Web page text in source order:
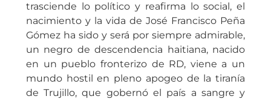
trasciende lo político y reafirma lo social, el
nacimiento y la vida de José Francisco Peña
Gómez ha sido y será por siempre admirable,
un negro de descendencia haitiana, nacido
en un pueblo fronterizo de RD, viene a un
mundo hostil en pleno apogeo de la tiranía
de Trujillo, que gobernó el país a sangre y